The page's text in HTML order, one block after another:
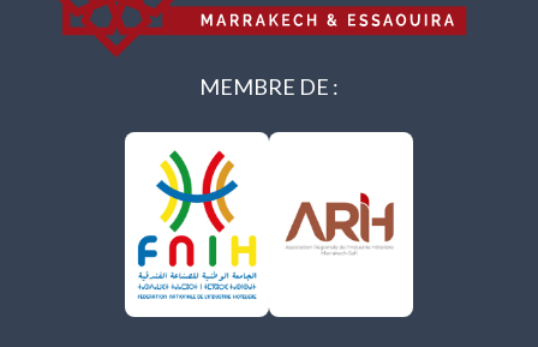
MEMBRE DE :